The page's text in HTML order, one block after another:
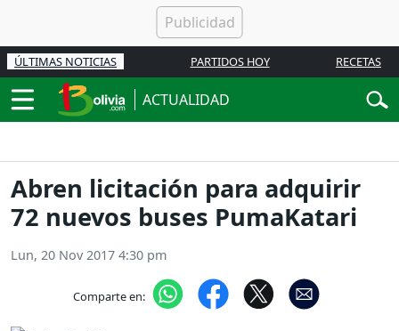
ÚLTIMAS NOTICIAS PARTIDOS HOY RECETAS
ACTUALIDAD
Abren licitación para adquirir
72 nuevos buses PumaKatari
Lun, 20 Nov 2017 4:30 pm
Comparte en: